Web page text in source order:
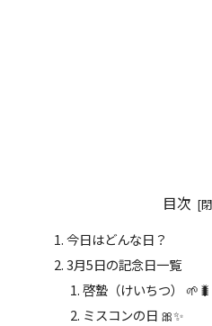
目次
今日はどんな日？
3月5日の記念日一覧
啓蟄（けいちつ） 🌱🐛
ミスコンの日 🎀✨